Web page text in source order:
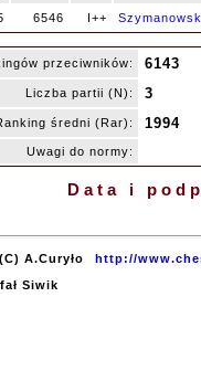
6546 I++
przeciwników: 6143
Liczba partii (N): 3
średni (Rar): 1994
Uwagi do normy:
Data i
A.Curyło
http://
Siwik